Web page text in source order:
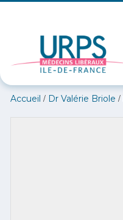
Accueil / Dr Valérie Briole /